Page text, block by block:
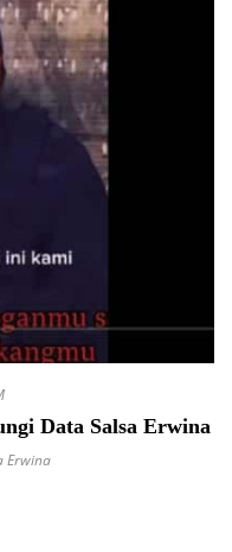
Data Salsa Erwina
Erwina